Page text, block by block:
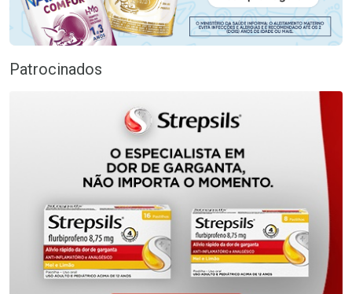
Patrocinados